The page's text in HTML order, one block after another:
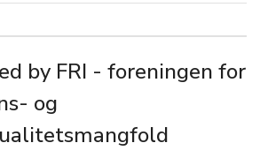
by FRI - foreningen for
og